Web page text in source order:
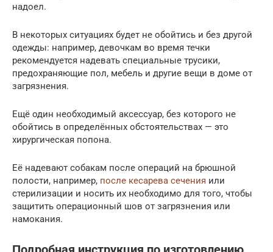
надоел.
В некоторых ситуациях будет не обойтись и без другой
одежды: например, девочкам во время течки
рекомендуется надевать специальные трусики,
предохраняющие пол, мебель и другие вещи в доме от
загрязнения.
Ещё один необходимый аксессуар, без которого не
обойтись в определённых обстоятельствах — это
хирургическая попона.
Её надевают собакам после операций на брюшной
полости, например, после кесарева сечения или
стерилизации и носить их необходимо для того, чтобы
защитить операционный шов от загрязнения или
намокания.